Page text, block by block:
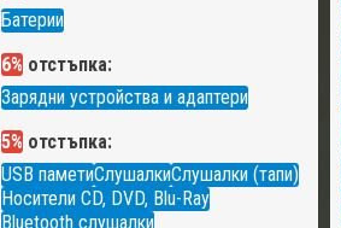
Батерии
6% отстъпка:
Зарядни устройства и адаптери
5% отстъпка:
USB паметиСлушалкиСлушалки (тапи)
Носители CD, DVD, Blu-Ray
Bluetooth слушалки